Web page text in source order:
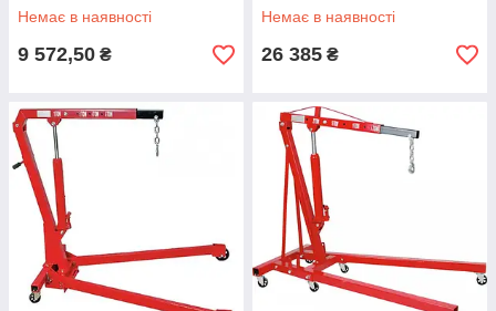
Немає в наявності
9 572,50 ₴
Немає в наявності
26 385 ₴